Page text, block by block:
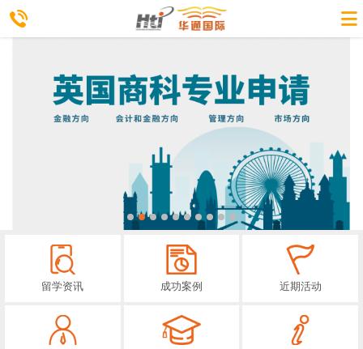
留学资讯 成功案例 近期活动